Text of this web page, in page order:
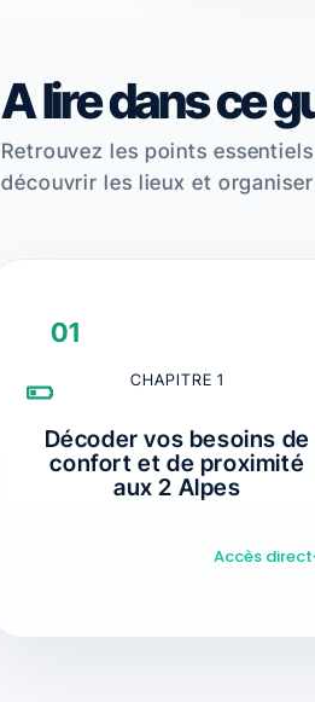
A lire dans ce
Retrouvez les points
découvrir les lieux et
01
CHAPITRE 1
Décoder vos besoins de
confort et de proximité
aux 2 Alpes
Accès direct